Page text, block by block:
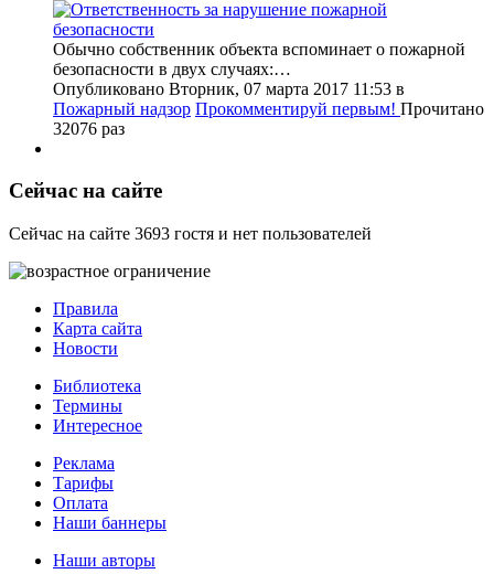
Обычно собственник объекта вспоминает о пожарной
безопасности в двух случаях:…
Опубликовано Вторник, 07 марта 2017 11:53 в
Пожарный надзор Прокомментируй первым! Прочитано
32076 раз
Сейчас на сайте
Сейчас на сайте 3693 гостя и нет пользователей
Правила
Карта сайта
Новости
Библиотека
Термины
Интересное
Реклама
Тарифы
Оплата
Наши баннеры
Наши авторы